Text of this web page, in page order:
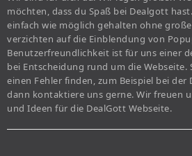
möchten, dass du Spaß bei Dealgott
einfach wie möglich gehalten ohne
verzichten auf die Einblendung von
Benutzerfreundlichkeit ist für uns einer
bei Entscheidung rund um die Webseite.
einen Fehler finden, zum Beispiel bei der
dann kontaktiere uns gerne. Wir freuen
und Ideen für die DealGott Webseite.